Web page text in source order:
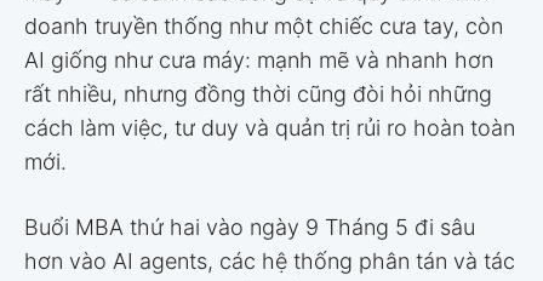
doanh truyền thống như một chiếc cưa tay, còn
AI giống như cưa máy: mạnh mẽ và nhanh hơn
rất nhiều, nhưng đồng thời cũng đòi hỏi những
cách làm việc, tư duy và quản trị rủi ro hoàn toàn
mới.
Buổi MBA thứ hai vào ngày 9 Tháng 5 đi sâu
hơn vào AI agents, các hệ thống phân tán và tác